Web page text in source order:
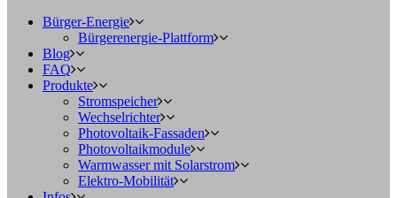
Bürger-Energie
Bürgerenergie-Plattform
Blog
FAQ
Produkte
Stromspeicher
Wechselrichter
Photovoltaik-Fassaden
Photovoltaikmodule
Warmwasser mit Solarstrom
Elektro-Mobilität